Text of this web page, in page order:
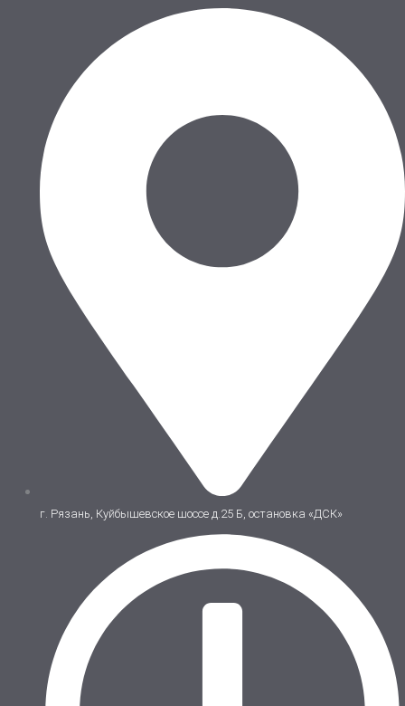
г. Рязань, Куйбышевское шоссе д.25 Б, остановка «ДСК»